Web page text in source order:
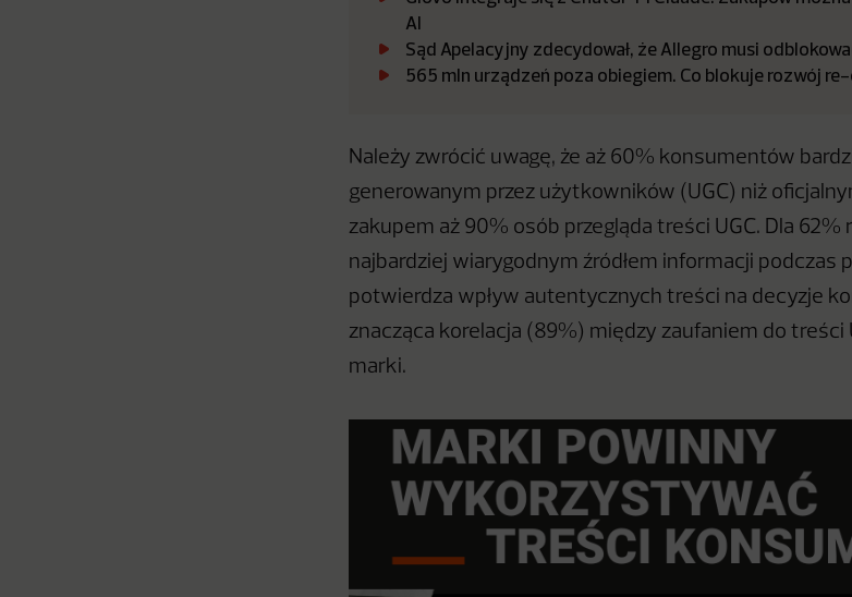
AI
Sąd Apelacyjny zdecydował, że Allegro musi
565 mln urządzeń poza obiegiem. Co blokuje rozwój
Należy zwrócić uwagę, że aż 60% konsumentów
generowanym przez użytkowników (UGC) niż
zakupem aż 90% osób przegląda treści UGC. Dla 62%
najbardziej wiarygodnym źródłem informacji podczas
potwierdza wpływ autentycznych treści na decyzje
znacząca korelacja (89%) między zaufaniem do treści
marki.